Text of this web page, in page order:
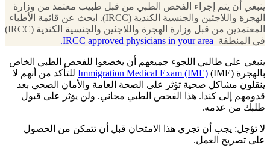
ينبغي أن يتم إجراء الفحص الطبي من قبل طبيب معتمد من وزارة
الهجرة واللاجئين والجنسية الكندية (IRCC). ابحث عن قائمة الأطباء
المعتمدين من قبل وزارة الهجرة واللاجئين والجنسية الكندية (IRCC)
في المنطقة IRCC approved physicians in your area.
ينبغي على طالبي اللجوء جميعهم أن يخضعوا للفحص الطبي الخاص
بالهجرة (IME)
Immigration Medical Exam (IME) للتأكد من أنهم لا
ينقلون مشاكل صحية تؤثر على الصحة العامة والأمان الصحي بعد
قدومهم إلى كندا. هذا الفحص الطبي مجاني. ولن يؤثر على قبول
طلبك من عدمه.
لا تؤجل: يجب أن تجري هذا الامتحان قبل أن تتمكن من الحصول
على تصريح العمل.